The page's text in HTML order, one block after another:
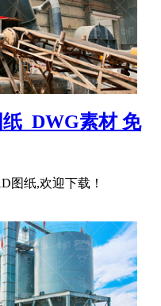
_DWG素材 免
图纸,欢迎下载！